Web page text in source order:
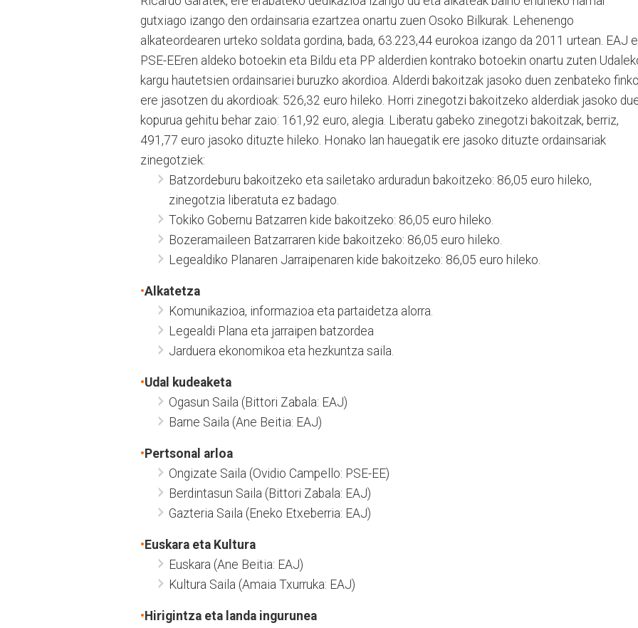
gutxiago izango den ordainsaria ezartzea onartu zuen Osoko Bilkurak. Lehenengo
alkateordearen urteko soldata gordina, bada, 63.223,44 eurokoa izango da 2011 urtean. EAJ
PSE-EEren aldeko botoekin eta Bildu eta PP alderdien kontrako botoekin onartu zuten
kargu hautetsien ordainsariei buruzko akordioa. Alderdi bakoitzak jasoko duen zenbateko
ere jasotzen du akordioak: 526,32 euro hileko. Horri zinegotzi bakoitzeko alderdiak jasoko
kopurua gehitu behar zaio: 161,92 euro, alegia. Liberatu gabeko zinegotzi bakoitzak, berriz,
491,77 euro jasoko dituzte hileko. Honako lan hauegatik ere jasoko dituzte ordainsariak
zinegotziek:
Batzordeburu bakoitzeko eta sailetako arduradun bakoitzeko: 86,05 euro hileko,
zinegotzia liberatuta ez badago.
Tokiko Gobernu Batzarren kide bakoitzeko: 86,05 euro hileko.
Bozeramaileen Batzarraren kide bakoitzeko: 86,05 euro hileko.
Legealdiko Planaren Jarraipenaren kide bakoitzeko: 86,05 euro hileko.
•Alkatetza
Komunikazioa, informazioa eta partaidetza alorra.
Legealdi Plana eta jarraipen batzordea
Jarduera ekonomikoa eta hezkuntza saila.
•Udal kudeaketa
Ogasun Saila (Bittori Zabala: EAJ)
Barne Saila (Ane Beitia: EAJ)
• Pertsonal arloa
Ongizate Saila (Ovidio Campello: PSE-EE)
Berdintasun Saila (Bittori Zabala: EAJ)
Gazteria Saila (Eneko Etxeberria: EAJ)
• Euskara eta Kultura
Euskara (Ane Beitia: EAJ)
Kultura Saila (Amaia Txurruka: EAJ)
• Hirigintza eta landa ingurunea